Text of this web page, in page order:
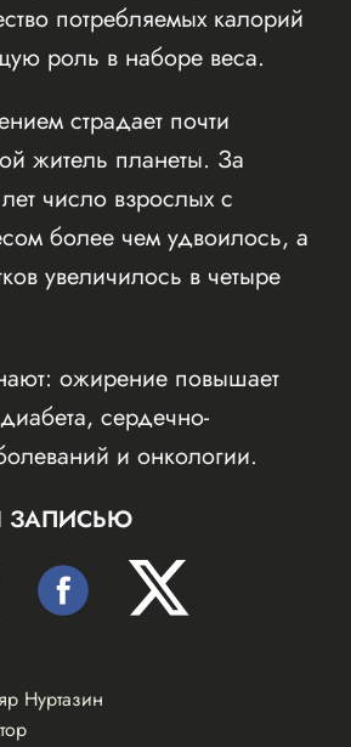
потребляемых калорий
роль в наборе веса.
страдает почти
житель планеты. За
число взрослых с
более чем удвоилось, а
увеличилось в четыре
ожирение повышает
сердечно-
и онкологии.
ЗАПИСЬЮ
Нуртазин